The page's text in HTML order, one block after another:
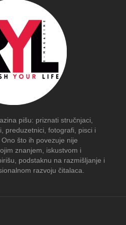
pišu: priznati stručnjaci,
preduzetnici, fotografi, pisci i
što ih povezuje nije
znanjem, iskustvom i
podstaknu na razmišljanje i
razvoju čitalaca.